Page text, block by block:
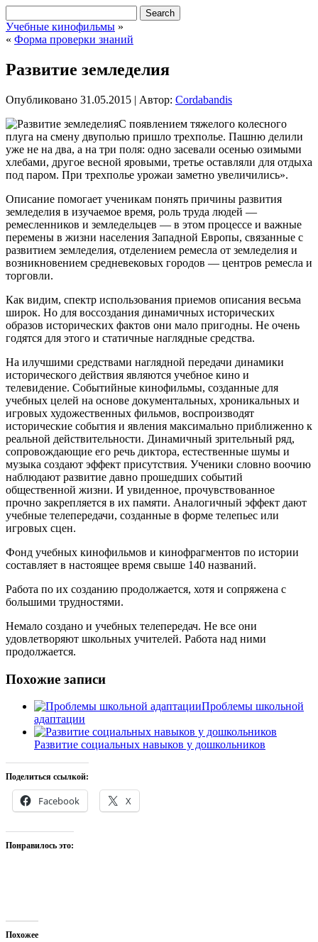
Учебные кинофильмы »
« Форма проверки знаний
Развитие земледелия
Опубликовано 31.05.2015 | Автор: Cordabandis
С появлением тяжелого колесного
плуга на смену двуполью пришло трехполье. Пашню делили
уже не на два, а на три поля: одно засевали осенью озимыми
хлебами, другое весной яровыми, третье оставляли для отдыха
под паром. При трехполье урожаи заметно увеличились».
Описание помогает ученикам понять причины развития
земледелия в изучаемое время, роль труда людей —
ремесленников и земледельцев — в этом процессе и важные
перемены в жизни населения Западной Европы, связанные с
развитием земледелия, отделением ремесла от земледелия и
возникновением средневековых городов — центров ремесла и
торговли.
Как видим, спектр использования приемов описания весьма
широк. Но для воссоздания динамичных исторических
образов исторических фактов они мало пригодны. Не очень
годятся для этого и статичные наглядные средства.
На илучшими средствами наглядной передачи динамики
исторического действия являются учебное кино и
телевидение. Событийные кинофильмы, созданные для
учебных целей на основе документальных, хроникальных и
игровых художественных фильмов, воспроизводят
исторические события и явления максимально приближенно к
реальной действительности. Динамичный зрительный ряд,
сопровождающие его речь диктора, естественные шумы и
музыка создают эффект присутствия. Ученики словно воочию
наблюдают развитие давно прошедших событий
общественной жизни. И увиденное, прочувствованное
прочно закрепляется в их памяти. Аналогичный эффект дают
учебные телепередачи, созданные в форме телепьес или
игровых сцен.
Фонд учебных кинофильмов и кинофрагментов по истории
составляет в настоящее время свыше 140 названий.
Работа по их созданию продолжается, хотя и сопряжена с
большими трудностями.
Немало создано и учебных телепередач. Не все они
удовлетворяют школьных учителей. Работа над ними
продолжается.
Похожие записи
Проблемы школьной
адаптации
Развитие социальных навыков у дошкольников
Поделиться ссылкой:
Facebook X
Понравилось это:
Похожее